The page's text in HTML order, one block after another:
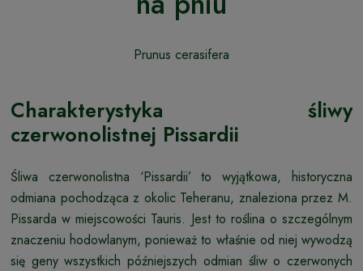
Prunus cerasifera
Charakterystyka śliwy
czerwonolistnej Pissardii
Śliwa czerwonolistna ‘Pissardii’ to wyjątkowa, historyczna
odmiana pochodząca z okolic Teheranu, znaleziona przez M.
Pissarda w miejscowości Tauris. Jest to roślina o szczególnym
znaczeniu hodowlanym, ponieważ to właśnie od niej wywodzą
się geny wszystkich późniejszych odmian śliw o czerwonych